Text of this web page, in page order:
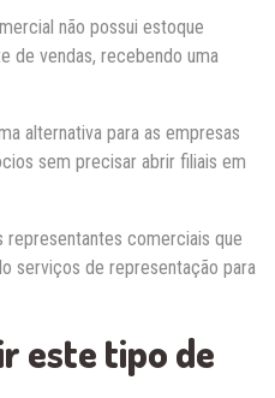
não possui estoque
de vendas, recebendo uma
alternativa para as empresas
sem precisar abrir filiais em
representantes comerciais que
serviços de representação para
este tipo de